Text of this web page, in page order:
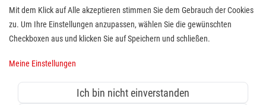
Standort(e):Friedland
Du suchst Abwechslung in deinem Alltag, die
Reinigung deiner Umgebung ist dir sehr wichtig und
werden? Dann bist du bei uns genau richtig!
Mit dem Klick auf Alle akzeptieren stimmen Sie dem Gebrauch der Cookies
zu. Um Ihre Einstellungen anzupassen, wählen Sie die gewünschten
Checkboxen aus und klicken Sie auf Speichern und schließen.
Meine Einstellungen
Ich bin nicht einverstanden